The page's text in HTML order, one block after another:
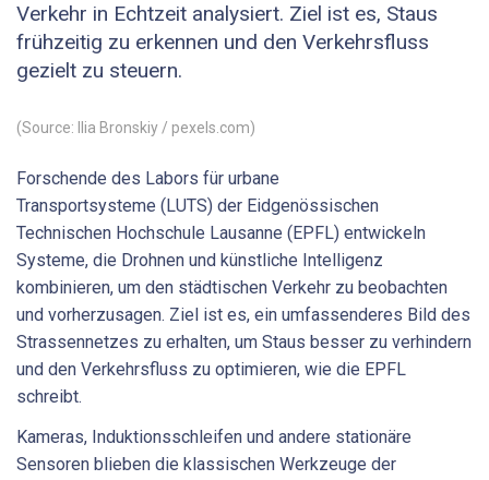
Verkehr in Echtzeit analysiert. Ziel ist es, Staus
frühzeitig zu erkennen und den Verkehrsfluss
gezielt zu steuern.
(Source: Ilia Bronskiy / pexels.com)
Forschende des Labors für urbane
Transportsysteme (LUTS) der Eidgenössischen
Technischen Hochschule Lausanne (EPFL) entwickeln
Systeme, die Drohnen und künstliche Intelligenz
kombinieren, um den städtischen Verkehr zu beobachten
und vorherzusagen. Ziel ist es, ein umfassenderes Bild des
Strassennetzes zu erhalten, um Staus besser zu verhindern
und den Verkehrsfluss zu optimieren, wie die EPFL
schreibt.
Kameras, Induktionsschleifen und andere stationäre
Sensoren blieben die klassischen Werkzeuge der